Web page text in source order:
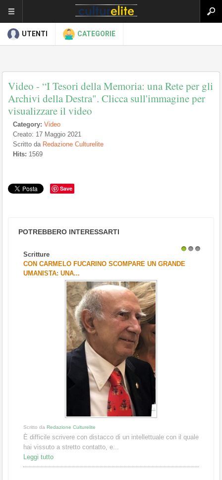
UTENTI CATEGORIE
Video - “I Tesori della Memoria: una Rete per gli
Archivi della Destra". Clicca sull'immagine per
visualizzare il video
Category: Video
Creato: 17 Maggio 2021
Scritto da Redazione Culturelite
Hits: 1569
Save
POTREBBERO INTERESSARTI
Scritture
CON CARMELO FUCARINO SCOMPARE UN GRANDE
UMANISTA: UNA...
Scritto da Redazione Culturelite
È difficile scrivere con distacco di un intellettuale con il quale
hai vissuto a stretto contatto, e...
Leggi tutto